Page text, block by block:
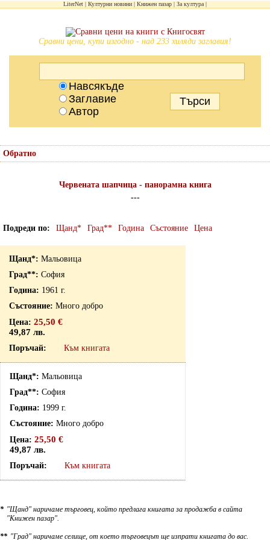
LiterNet Културни новини Книжен пазар За култура
Сравни цени, купи изгодно - над 233 хиляди заглавия!
Навсякъде
Заглавие
Автор
Обратно
Червената шапчица - панорамна книга
---
Подреди по Щанд* Град** Година Състояние Цена
Мальовица
София
1961 г.
Много добро
25,50 €
49,87 лв.
Към книгата
Мальовица
София
1999 г.
Много добро
25,50 €
49,87 лв.
Към книгата
* "Щанд" наричаме търговец, който предлага книгата за продажба в сайта
"Книжен пазар".
** "Град" наричаме селище, от което търговецът ще изпрати книгата до вас.